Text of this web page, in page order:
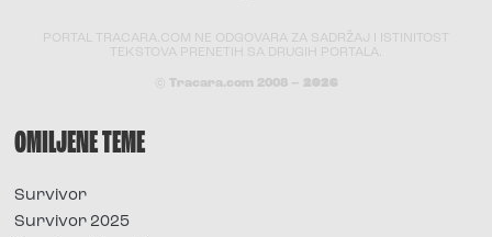
PORTAL TRACARA.COM NE ODGOVARA ZA SADRŽAJ I ISTINITOST
TEKSTOVA PRENETIH SA DRUGIH PORTALA.
© Tracara.com 2008 – 2026
OMILJENE TEME
Survivor
Survivor 2025